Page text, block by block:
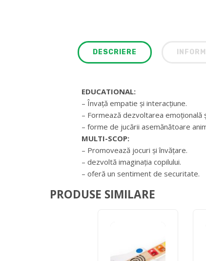
DESCRIERE
EDUCATIONAL:
– Învață empatie și interacțiune.
– Formează dezvoltarea emoțională
– forme de jucării asemănătoare
MULTI-SCOP:
– Promovează jocuri și învățare.
– dezvoltă imaginația copilului.
– oferă un sentiment de securitate.
PRODUSE SIMILARE